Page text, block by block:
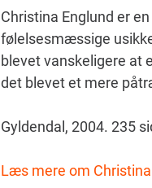
Christina Englund er
følelsesmæssige
blevet vanskeligere at
det blevet et mere
Gyldendal, 2004. 235
Læs mere om Christina